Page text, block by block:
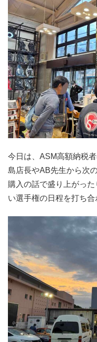
今日は、ASM高額納税
島店長やAB先生から次
購入の話で盛り上がっ
い選手権の日程を打ち合